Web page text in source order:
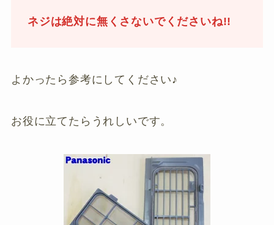
ネジは絶対に無くさないでくださいね!!
よかったら参考にしてください♪
お役に立てたらうれしいです。